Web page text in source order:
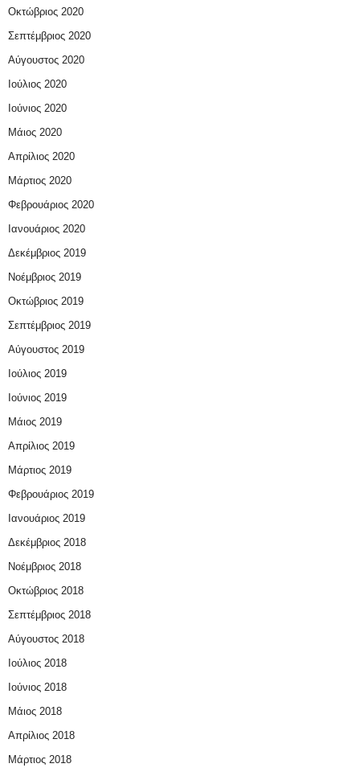
Οκτώβριος 2020
Σεπτέμβριος 2020
Αύγουστος 2020
Ιούλιος 2020
Ιούνιος 2020
Μάιος 2020
Απρίλιος 2020
Μάρτιος 2020
Φεβρουάριος 2020
Ιανουάριος 2020
Δεκέμβριος 2019
Νοέμβριος 2019
Οκτώβριος 2019
Σεπτέμβριος 2019
Αύγουστος 2019
Ιούλιος 2019
Ιούνιος 2019
Μάιος 2019
Απρίλιος 2019
Μάρτιος 2019
Φεβρουάριος 2019
Ιανουάριος 2019
Δεκέμβριος 2018
Νοέμβριος 2018
Οκτώβριος 2018
Σεπτέμβριος 2018
Αύγουστος 2018
Ιούλιος 2018
Ιούνιος 2018
Μάιος 2018
Απρίλιος 2018
Μάρτιος 2018